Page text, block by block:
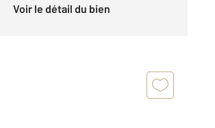
Voir le détail du bien